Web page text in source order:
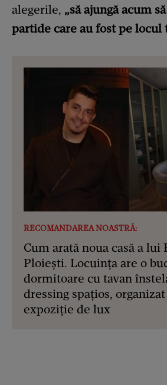
alegerile, „să ajungă acum
partide care au fost pe locul
RECOMANDAREA NOASTRĂ:
Cum arată noua casă a lui
Ploiești. Locuința are o
dormitoare cu tavan
dressing spațios, organizat
expoziție de lux